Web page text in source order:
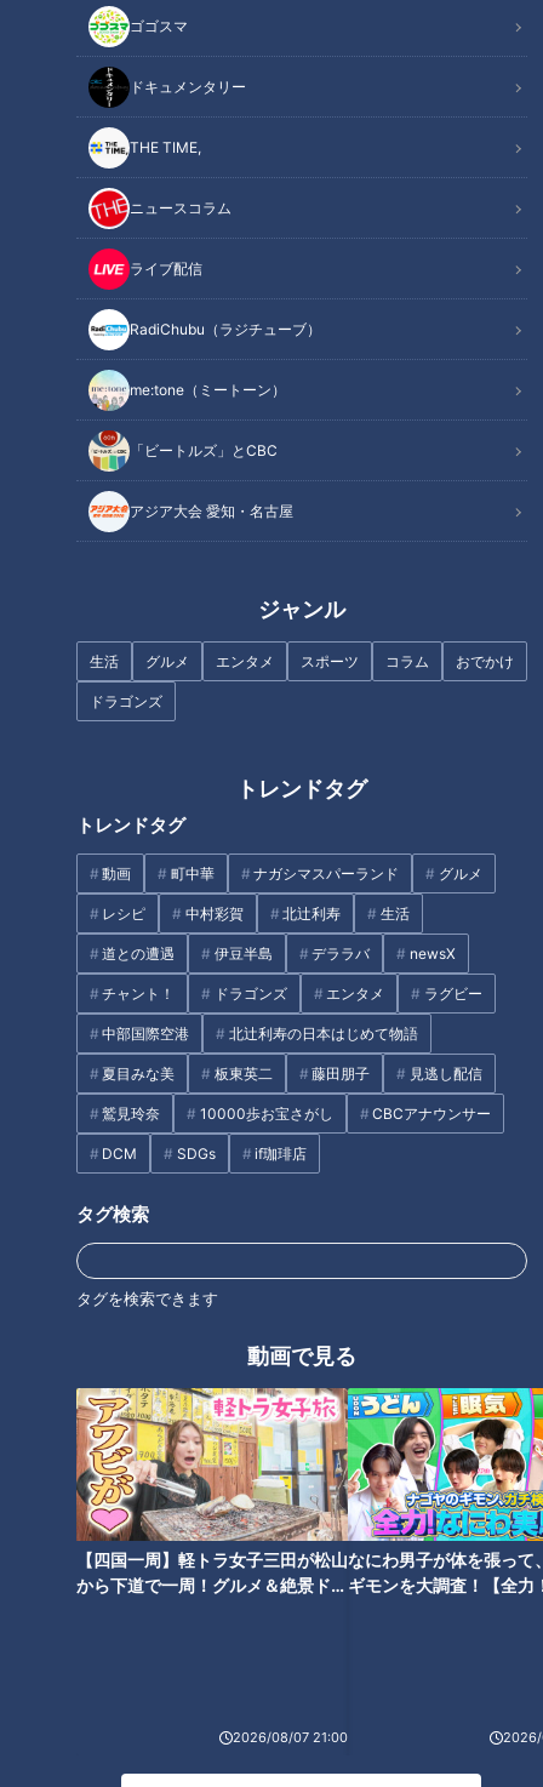
ゴゴスマ
ドキュメンタリー
THE TIME,
ニュースコラム
ライブ配信
RadiChubu（ラジチューブ）
me:tone（ミートーン）
「ビートルズ」とCBC
アジア大会 愛知・名古屋
ジャンル
生活 グルメ エンタメ スポーツ コラム おでかけ
ドラゴンズ
トレンドタグ
トレンドタグ
動画 町中華 ナガシマスパーランド グルメ
レシピ 中村彩賀 北辻利寿 生活
道との遭遇 伊豆半島 デララバ newsX
チャント！ ドラゴンズ エンタメ ラグビー
中部国際空港 北辻利寿の日本はじめて物語
夏目みな美 板東英二 藤田朋子 見逃し配信
鷲見玲奈 10000歩お宝さがし CBCアナウンサー
DCM SDGs if珈琲店
タグ検索
タグを検索できます
動画で見る
【四国一周】軽トラ女子三田が松山
から下道で一周！グルメ＆絶景ドラ
2026/08/07 21:00
なにわ男子が体を張って
ギモンを大調査！【全力
2026/
この記事を見たあなたへのおすすめ
フランス人は菓子店「シャトレ
ーゼ」の店名に顔を赤らめる？
分すっきり！東海エリアの最
新“スパ施設”とは
地下水で冷やす名物「水まんじ
ゅう」に感動！日本一の枡づく
り体験から人気フルーツタルト
まで、岐阜県大垣市のお宝スポ
ット3選
「夜だけ現れる地上の天の川」
タグ
PR TIMES
オススメ関連コンテンツ
【北海道】最果て・野付半島の
る「正月太り」改善法
【家計お助けWEEK】無料で遊
べる！ドーム19個分の広さの豊
田市「鞍ヶ池公園」【チャン